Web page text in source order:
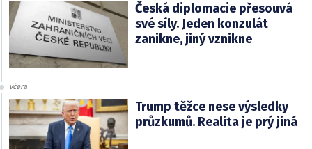
Česká diplomacie přesouvá
své síly. Jeden konzulát
zanikne, jiný vznikne
včera
Trump těžce nese výsledky
průzkumů. Realita je prý jiná